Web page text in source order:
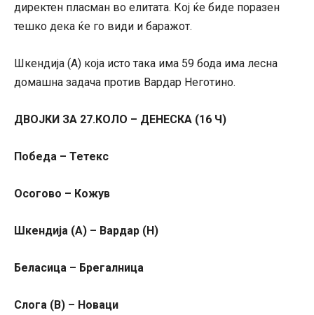
директен пласман во елитата. Кој ќе биде поразен
тешко дека ќе го види и баражот.
Шкендија (А) која исто така има 59 бода има лесна
домашна задача против Вардар Неготино.
ДВОЈКИ ЗА 27.КОЛО – ДЕНЕСКА (16 Ч)
Победа – Тетекс
Осогово – Кожув
Шкендија (А) – Вардар (Н)
Беласица – Брегалница
Слога (В) – Новаци